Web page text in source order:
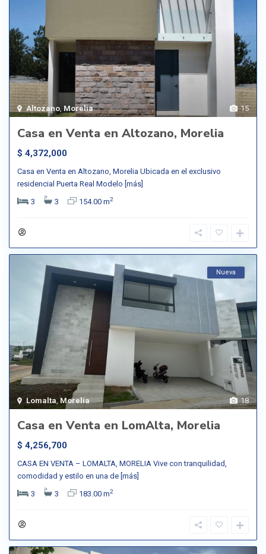
15
Altozano Morelia
Casa en Venta en Altozano, Morelia
$ 4,372,000
Casa en Venta en Altozano, Morelia Ubicada en el exclusivo
residencial Puerta Real Modelo [más]
3
3 154.00 m2
18
Lomalta,Morelia
Nueva
Casa en Venta en LomAlta, Morelia
$ 4,256,700
CASA EN VENTA – LOMALTA, MORELIA Vive con tranquilidad,
comodidad y estilo en una de [más]
3
3 183.00 m2